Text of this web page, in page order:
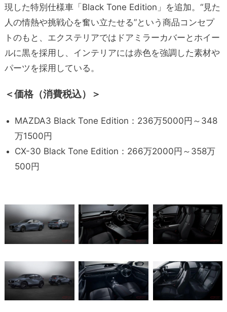
現した特別仕様車「Black Tone Edition」を追加。“見た
人の情熱や挑戦心を奮い立たせる”という商品コンセプ
トのもと、エクステリアではドアミラーカバーとホイー
ルに黒を採用し、インテリアには赤色を強調した素材や
パーツを採用している。
＜価格（消費税込）＞
MAZDA3 Black Tone Edition：236万5000円～348
万1500円
CX-30 Black Tone Edition：266万2000円～358万
500円